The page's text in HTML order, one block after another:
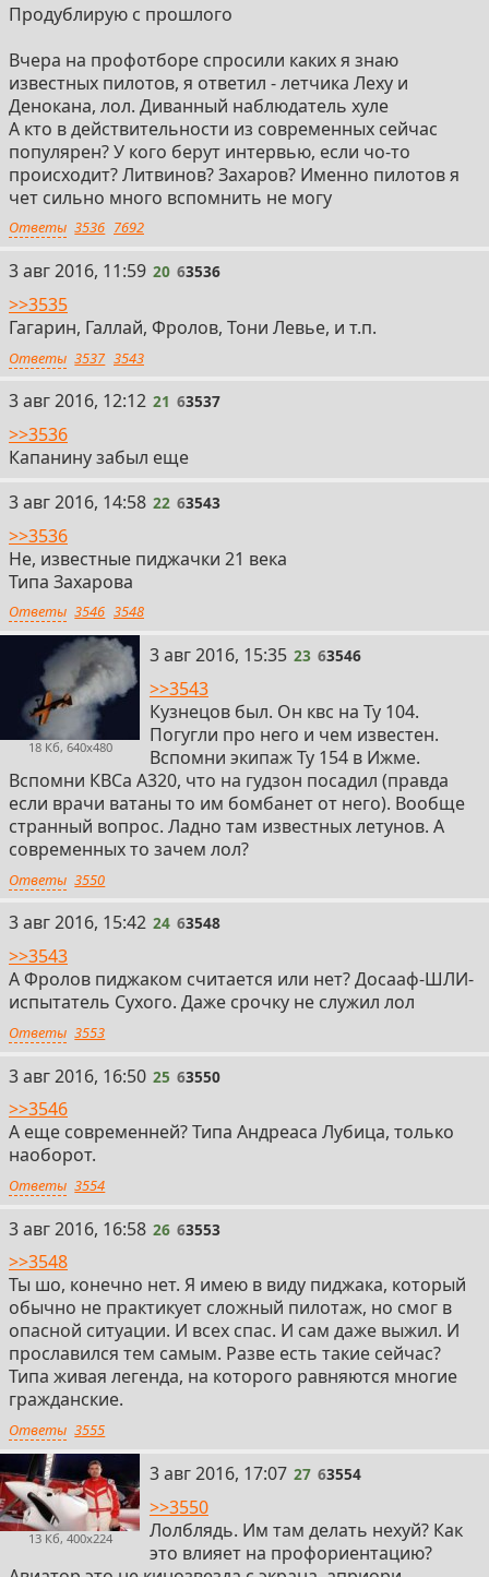
Продублирую с прошлого
Вчера на профотборе спросили каких я знаю
известных пилотов, я ответил - летчика Леху и
Денокана, лол. Диванный наблюдатель хуле
А кто в действительности из современных сейчас
популярен? У кого берут интервью, если чо-то
происходит? Литвинов? Захаров? Именно пилотов я
чет сильно много вспомнить не могу
Ответы 3536 7692
20
3 авг 2016, 11:59 20 63536
>>3535
Гагарин, Галлай, Фролов, Тони Левье, и т.п.
Ответы 3537 3543
21
3 авг 2016, 12:12 21 63537
>>3536
Капанину забыл еще
22
3 авг 2016, 14:58 22 63543
>>3536
Не, известные пиджачки 21 века
Типа Захарова
Ответы 3546 3548
18 Кб, 640x480
23
3 авг 2016, 15:35 23 63546
>>3543
Кузнецов был. Он квс на Ту 104.
Погугли про него и чем известен.
Вспомни экипаж Ту 154 в Ижме.
Вспомни КВСа А320, что на гудзон посадил (правда
если врачи ватаны то им бомбанет от него). Вообще
странный вопрос. Ладно там известных летунов. А
современных то зачем лол?
Ответы 3550
24
3 авг 2016, 15:42 24 63548
>>3543
А Фролов пиджаком считается или нет? Досааф-ШЛИ-
испытатель Сухого. Даже срочку не служил лол
Ответы 3553
25
3 авг 2016, 16:50 25 63550
>>3546
А еще современней? Типа Андреаса Лубица, только
наоборот.
Ответы 3554
26
3 авг 2016, 16:58 26 63553
>>3548
Ты шо, конечно нет. Я имею в виду пиджака, который
обычно не практикует сложный пилотаж, но смог в
опасной ситуации. И всех спас. И сам даже выжил. И
прославился тем самым. Разве есть такие сейчас?
Типа живая легенда, на которого равняются многие
гражданские.
Ответы 3555
13 Кб, 400x224
27
3 авг 2016, 17:07 27 63554
>>3550
Лолблядь. Им там делать нехуй? Как
это влияет на профориентацию?